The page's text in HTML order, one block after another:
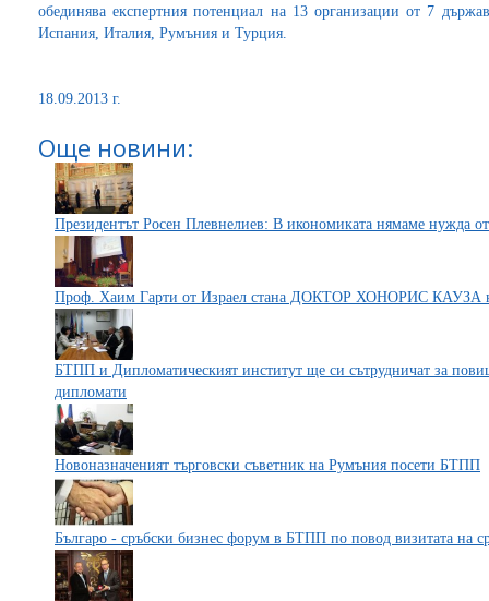
обединява експертния потенциал на 13 организации от 7
Испания, Италия, Румъния и Турция.
18.09.2013 г.
Още новини:
Президентът Росен Плевнелиев: В икономиката нямаме нужда
Проф. Хаим Гарти от Израел стана ДОКТОР ХОНОРИС КАУЗА
БТПП и Дипломатическият институт ще си сътрудничат за
дипломати
Новоназначеният търговски съветник на Румъния посети БТПП
Българо - сръбски бизнес форум в БТПП по повод визитата на